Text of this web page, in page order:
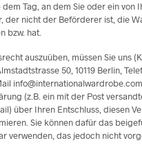
Tag, an dem Sie oder ein von
der nicht der Beförderer ist, die
bzw. hat.
auszuüben, müssen Sie uns
50, 10119 Berlin,
(z.B. ein mit der Post
über Ihren Entschluss, diesen
Sie können dafür das
verwenden, das jedoch nicht